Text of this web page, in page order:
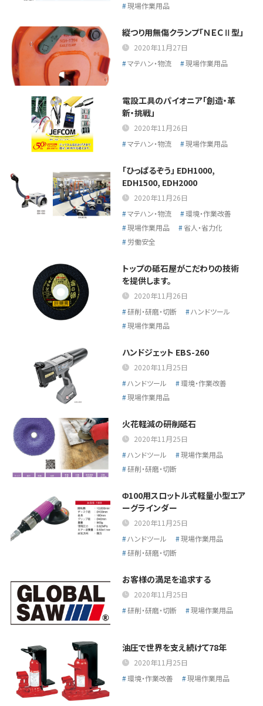
現場作業用品
縦つり用無傷クランプ「ＮＥＣⅡ型」
2020年11月27日
マテハン・物流
現場作業用品
電設工具のパイオニア「創造・革
新・挑戦」
2020年11月26日
マテハン・物流
現場作業用品
「ひっぱるぞう」 EDH1000,
EDH1500, EDH2000
2020年11月26日
マテハン・物流
環境・作業改善
現場作業用品
省人・省力化
労働安全
トップの砥石屋がこだわりの技術
を提供します。
2020年11月26日
研削・研磨・切断
ハンドツール
現場作業用品
ハンドジェット EBS-260
2020年11月25日
ハンドツール
環境・作業改善
現場作業用品
火花軽減の研削砥石
2020年11月25日
ハンドツール
現場作業用品
研削・研磨・切断
Φ100用スロットル式軽量小型エア
ーグラインダー
2020年11月25日
ハンドツール
現場作業用品
研削・研磨・切断
お客様の満足を追求する
2020年11月25日
研削・研磨・切断
現場作業用品
油圧で世界を支え続けて78年
2020年11月25日
環境・作業改善
現場作業用品